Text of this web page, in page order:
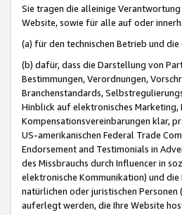
Sie tragen die alleinige
Website, sowie für alle auf oder
(a) für den technischen Betrieb und
(b) dafür, dass die Darstellung von
Bestimmungen, Verordnungen,
Branchenstandards,
Hinblick auf elektronisches
Kompensationsvereinbarungen klar,
US-amerikanischen Federal Trade
Endorsement and Testimonials in
des Missbrauchs durch Influencer in
elektronische Kommunikation) und
natürlichen oder juristischen
auferlegt werden, die Ihre Website